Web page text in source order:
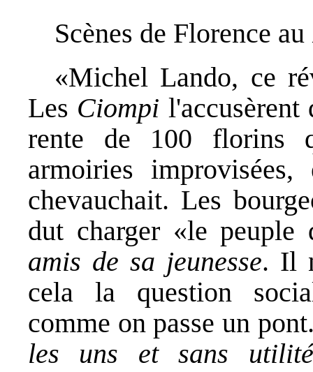
Scènes de Florence
«Michel Lando, ce
Les Ciompi
rente de 100 florins
armoiries
chevauchait. Les
dut charger «le
amis de sa jeunesse. Il
cela la question
comme on passe un
les uns et sans